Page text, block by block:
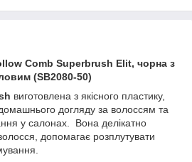
Comb Superbrush Elit, чорна з
(SB2080-50)
виготовлена з якісного пластику,
догляду за волоссям та
у салонах. Вона делікатно
допомагає розплутувати